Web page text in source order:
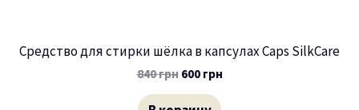
Средство для стирки шёлка в капсулах Caps SilkCare
840грн 600 грн